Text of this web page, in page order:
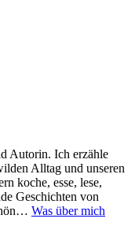
Autorin. Ich erzähle
Alltag und unseren
koche, esse, lese,
Geschichten von
Was über mich